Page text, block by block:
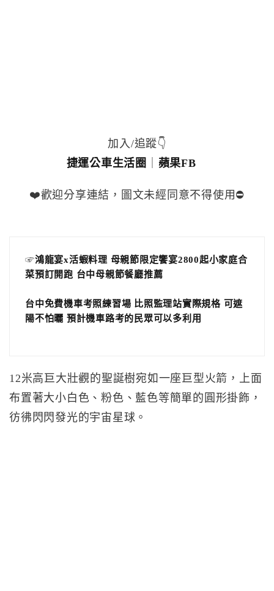
加入/追蹤👇
捷運公車生活圈
蘋果FB
❤️歡迎分享連結，圖文未經同意不得使用⛔️
☞鴻龍宴x活蝦料理 母親節限定饗宴2800起小家庭合
菜預訂開跑 台中母親節餐廳推薦
台中免費機車考照練習場 比照監理站實際規格 可遮
陽不怕曬 預計機車路考的民眾可以多利用
12米高巨大壯觀的聖誕樹宛如一座巨型火箭，上面
布置著大小白色、粉色、藍色等簡單的圓形掛飾，
彷彿閃閃發光的宇宙星球。